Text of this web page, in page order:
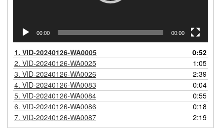
00:00 00:00
1. VID-20240126-WA0005
0:52
2. VID-20240126-WA0025
1:05
3. VID-20240126-WA0026
2:39
4. VID-20240126-WA0083
0:04
5. VID-20240126-WA0084
0:55
6. VID-20240126-WA0086
0:18
7. VID-20240126-WA0087 2:19